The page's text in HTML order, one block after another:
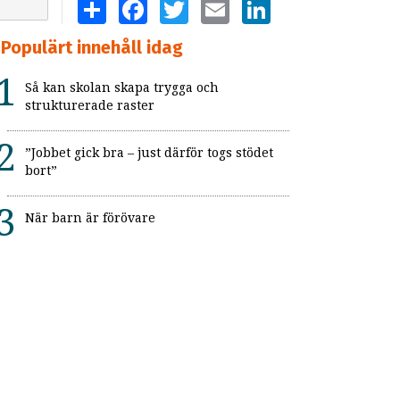
Populärt innehåll idag
Så kan skolan skapa trygga och
strukturerade raster
”Jobbet gick bra – just därför togs stödet
bort”
När barn är förövare